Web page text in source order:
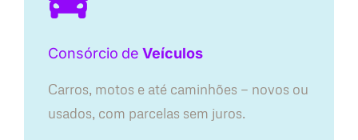
Consórcio de Veículos
Carros, motos e até caminhões — novos ou
usados, com parcelas sem juros.